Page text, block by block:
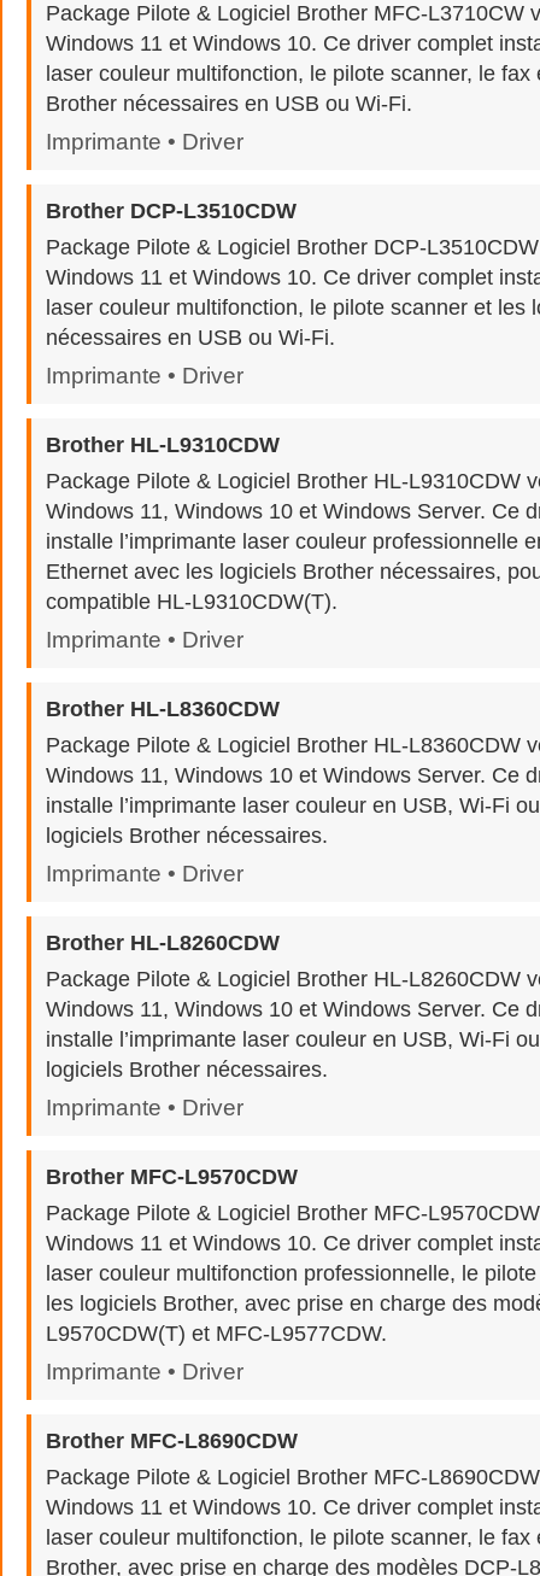
Package Pilote & Logiciel Brother MFC-L3710CW
Windows 11 et Windows 10. Ce driver complet
laser couleur multifonction, le pilote scanner, le fax
Brother nécessaires en USB ou Wi-Fi.
Imprimante • Driver
Brother DCP-L3510CDW
Package Pilote & Logiciel Brother DCP-
Windows 11 et Windows 10. Ce driver complet
laser couleur multifonction, le pilote scanner et les
nécessaires en USB ou Wi-Fi.
Imprimante • Driver
Brother HL-L9310CDW
Package Pilote & Logiciel Brother HL-L9310CDW
Windows 11, Windows 10 et Windows Server. Ce
installe l’imprimante laser couleur professionnelle
Ethernet avec les logiciels Brother nécessaires,
compatible HL-L9310CDW(T).
Imprimante • Driver
Brother HL-L8360CDW
Package Pilote & Logiciel Brother HL-L8360CDW
Windows 11, Windows 10 et Windows Server. Ce
installe l’imprimante laser couleur en USB, Wi-Fi
logiciels Brother nécessaires.
Imprimante • Driver
Brother HL-L8260CDW
Package Pilote & Logiciel Brother HL-L8260CDW
Windows 11, Windows 10 et Windows Server. Ce
installe l’imprimante laser couleur en USB, Wi-Fi
logiciels Brother nécessaires.
Imprimante • Driver
Brother MFC-L9570CDW
Package Pilote & Logiciel Brother MFC-
Windows 11 et Windows 10. Ce driver complet
laser couleur multifonction professionnelle, le
les logiciels Brother, avec prise en charge des
L9570CDW(T) et MFC-L9577CDW.
Imprimante • Driver
Brother MFC-L8690CDW
Package Pilote & Logiciel Brother MFC-
Windows 11 et Windows 10. Ce driver complet
laser couleur multifonction, le pilote scanner, le fax
Brother, avec prise en charge des modèles DCP-